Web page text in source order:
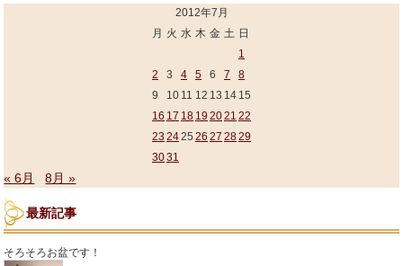
2012年7月
月 火 水 木 金 土 日
1
2
3 4 5 6 7
8
9
10 11 12 13 14 15
16 17 18 19 2021 22
23 2425 26 27 2829
3031
« 6月 8月 »
最新記事
そろそろお盆です！